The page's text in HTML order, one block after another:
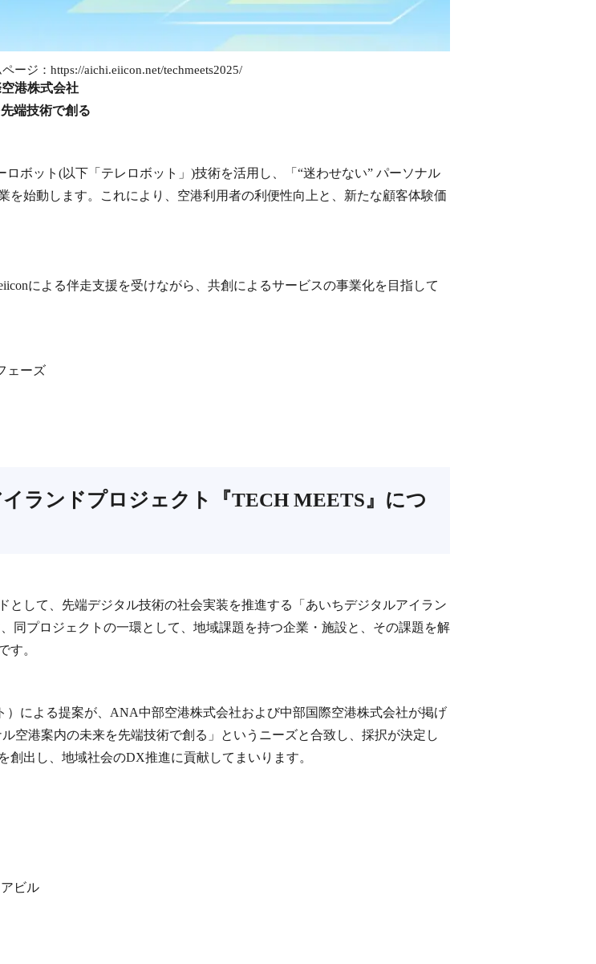
ージ：https://aichi.eiicon.net/techmeets2025/
港株式会社
端技術で創る
ボット(以下「テレロボット」)技術を活用し、「“迷わせない” パーソナル
始動します。これにより、空港利用者の利便性向上と、新たな顧客体験価
による伴走支援を受けながら、共創によるサービスの事業化を目指して
ェーズ
イランドプロジェクト『TECH MEETS』につ
して、先端デジタル技術の社会実装を推進する「あいちデジタルアイラン
同プロジェクトの一環として、地域課題を持つ企業・施設と、その課題を解
す。
による提案が、 ANA中部空港株式会社および中部国際空港株式会社が掲げ
空港案内の未来を先端技術で創る」というニーズと合致し、採択が決定し
出し、地域社会のDX推進に貢献してまいります。
ビル